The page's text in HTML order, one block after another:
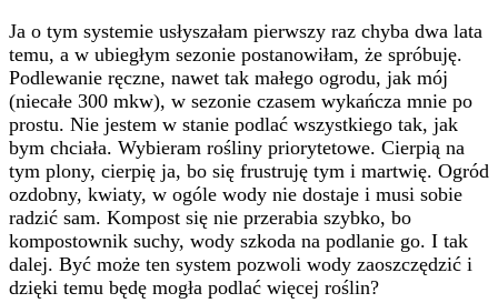
Ja o tym systemie usłyszałam pierwszy raz chyba dwa lata
temu, a w ubiegłym sezonie postanowiłam, że spróbuję.
Podlewanie ręczne, nawet tak małego ogrodu, jak mój
(niecałe 300 mkw), w sezonie czasem wykańcza mnie po
prostu. Nie jestem w stanie podlać wszystkiego tak, jak
bym chciała. Wybieram rośliny priorytetowe. Cierpią na
tym plony, cierpię ja, bo się frustruję tym i martwię. Ogród
ozdobny, kwiaty, w ogóle wody nie dostaje i musi sobie
radzić sam. Kompost się nie przerabia szybko, bo
kompostownik suchy, wody szkoda na podlanie go. I tak
dalej. Być może ten system pozwoli wody zaoszczędzić i
dzięki temu będę mogła podlać więcej roślin?